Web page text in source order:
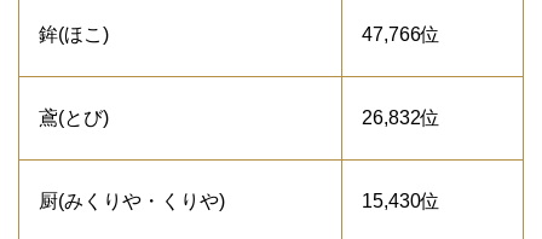
鉾(ほこ) 47,766位
鳶(とび) 26,832位
厨(みくりや・くりや) 15,430位